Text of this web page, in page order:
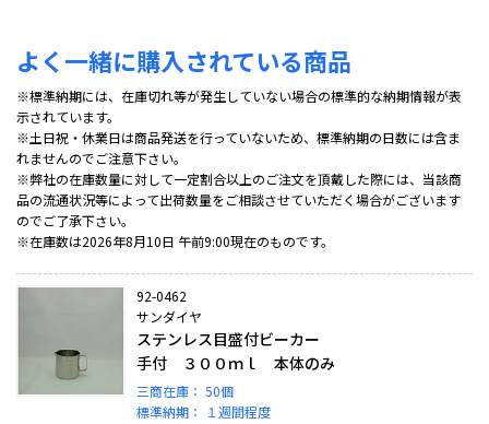
よく一緒に購入されている商品
※標準納期には、在庫切れ等が発生していない場合の標準的な納期情報が表
示されています。
※土日祝・休業日は商品発送を行っていないため、標準納期の日数には含ま
れませんのでご注意下さい。
※弊社の在庫数量に対して一定割合以上のご注文を頂戴した際には、当該商
品の流通状況等によって出荷数量をご相談させていただく場合がございます
のでご了承下さい。
※在庫数は2026年8月10日 午前9:00現在のものです。
92-0462
サンダイヤ
ステンレス目盛付ビーカー
手付 ３００ｍｌ 本体のみ
三商在庫： 50個
標準納期：
１週間程度